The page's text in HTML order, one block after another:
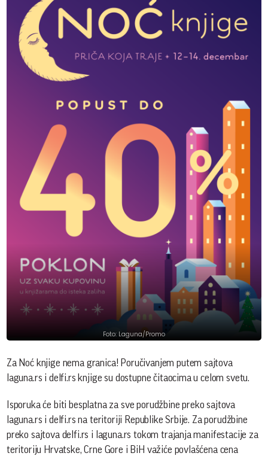
Foto: Laguna/Promo
Za Noć knjige nema granica! Poručivanjem putem sajtova
laguna.rs i delfi.rs knjige su dostupne čitaocima u celom svetu.
Isporuka će biti besplatna za sve porudžbine preko sajtova
laguna.rs i delfi.rs na teritoriji Republike Srbije. Za porudžbine
preko sajtova delfi.rs i laguna.rs tokom trajanja manifestacije za
teritoriju Hrvatske, Crne Gore i BiH važiće povlašćena cena